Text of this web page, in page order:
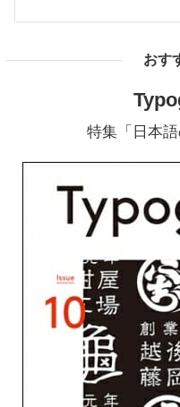
おす
特集「日本語